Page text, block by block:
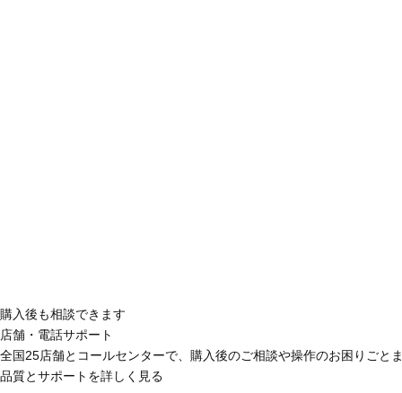
購入後も相談できます
店舗・電話サポート
全国25店舗とコールセンターで、購入後のご相談や操作のお困りごと
品質とサポートを詳しく見る